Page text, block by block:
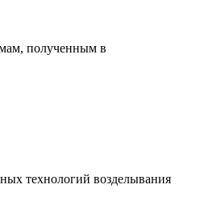
полученным в
технологий возделывания